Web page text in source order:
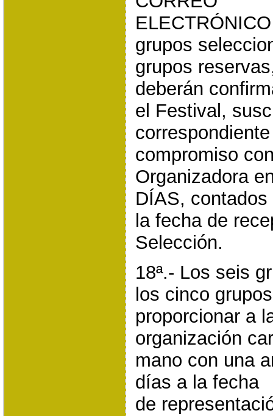
grupos
grupos
deberán
el Festival,
correspondiente
compromiso
Organizadora
DÍAS,
la fecha de
Selección.
18ª.- Los seis
los cinco
proporcionar a
organización
mano con una
días a la fecha
de